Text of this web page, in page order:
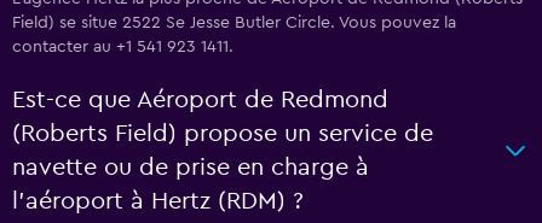
Field) se situe 2522 Se Jesse Butler Circle. Vous pouvez la
contacter au +1 541 923 1411.
Est-ce que Aéroport de Redmond
(Roberts Field) propose un service de
navette ou de prise en charge à
l’aéroport à Hertz (RDM) ?